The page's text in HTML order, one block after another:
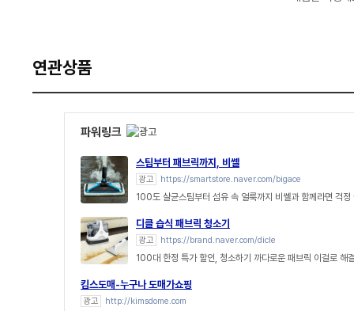
연관상품
파워링크
스팀부터 패브릭까지, 비쎌
광고 https://smartstore.naver.com/bigace
100도 살균스팀부터 섬유 속 얼룩까지 비쎌과 함께라면 걱정
디클 습식 패브릭 청소기
광고 https://brand.naver.com/dicle
100대 한정 특가 할인, 청소하기 까다로운 패브릭 이걸로 해
킴스도매-누구나 도매가쇼핑
광고 http://kimsdome.com